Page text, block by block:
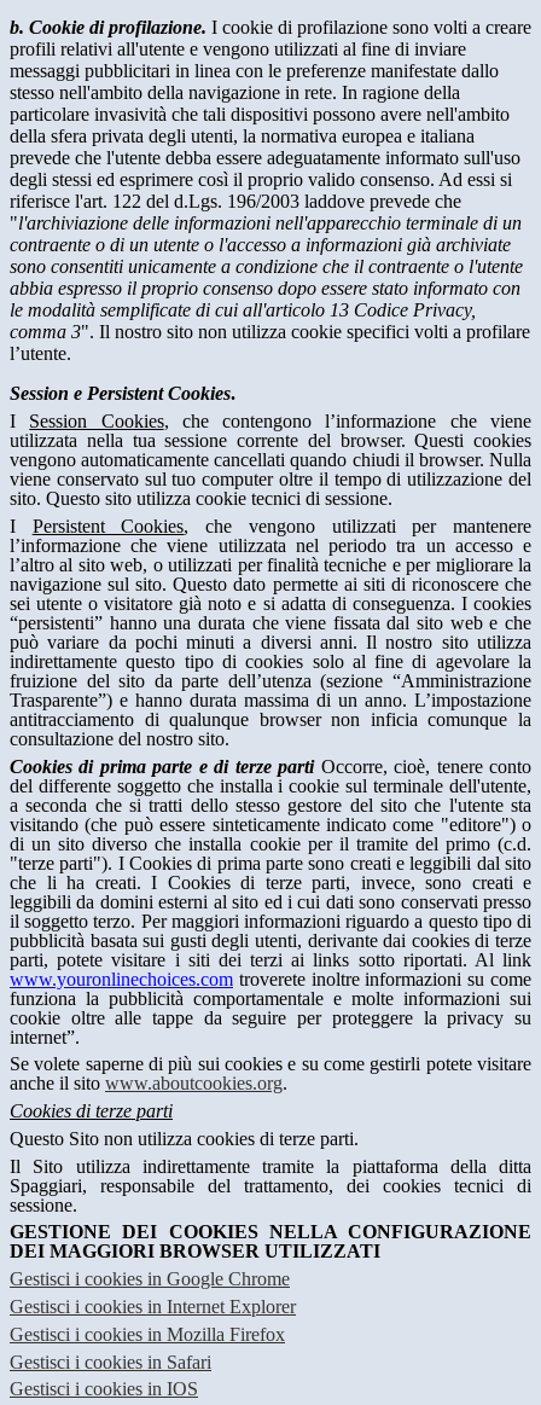
b. Cookie di profilazione. I cookie di profilazione sono volti a creare
profili relativi all'utente e vengono utilizzati al fine di inviare
messaggi pubblicitari in linea con le preferenze manifestate dallo
stesso nell'ambito della navigazione in rete. In ragione della
particolare invasività che tali dispositivi possono avere nell'ambito
della sfera privata degli utenti, la normativa europea e italiana
prevede che l'utente debba essere adeguatamente informato sull'uso
degli stessi ed esprimere così il proprio valido consenso. Ad essi si
riferisce l'art. 122 del d.Lgs. 196/2003 laddove prevede che
"l'archiviazione delle informazioni nell'apparecchio terminale di un
contraente o di un utente o l'accesso a informazioni già archiviate
sono consentiti unicamente a condizione che il contraente o l'utente
abbia espresso il proprio consenso dopo essere stato informato con
le modalità semplificate di cui all'articolo 13 Codice Privacy,
comma 3". Il nostro sito non utilizza cookie specifici volti a profilare
l’utente.
Session e Persistent Cookies.
I Session Cookies, che contengono l’informazione che viene
utilizzata nella tua sessione corrente del browser. Questi cookies
vengono automaticamente cancellati quando chiudi il browser. Nulla
viene conservato sul tuo computer oltre il tempo di utilizzazione del
sito. Questo sito utilizza cookie tecnici di sessione.
I Persistent Cookies, che vengono utilizzati per mantenere
l’informazione che viene utilizzata nel periodo tra un accesso e
l’altro al sito web, o utilizzati per finalità tecniche e per migliorare la
navigazione sul sito. Questo dato permette ai siti di riconoscere che
sei utente o visitatore già noto e si adatta di conseguenza. I cookies
“persistenti” hanno una durata che viene fissata dal sito web e che
può variare da pochi minuti a diversi anni. Il nostro sito utilizza
indirettamente questo tipo di cookies solo al fine di agevolare la
fruizione del sito da parte dell’utenza (sezione “Amministrazione
Trasparente”) e hanno durata massima di un anno. L’impostazione
antitracciamento di qualunque browser non inficia comunque la
consultazione del nostro sito.
Cookies di prima parte e di terze parti Occorre, cioè, tenere conto
del differente soggetto che installa i cookie sul terminale dell'utente,
a seconda che si tratti dello stesso gestore del sito che l'utente sta
visitando (che può essere sinteticamente indicato come "editore") o
di un sito diverso che installa cookie per il tramite del primo (c.d.
"terze parti"). I Cookies di prima parte sono creati e leggibili dal sito
che li ha creati. I Cookies di terze parti, invece, sono creati e
leggibili da domini esterni al sito ed i cui dati sono conservati presso
il soggetto terzo. Per maggiori informazioni riguardo a questo tipo di
pubblicità basata sui gusti degli utenti, derivante dai cookies di terze
parti, potete visitare i siti dei terzi ai links sotto riportati. Al link
www.youronlinechoices.com troverete inoltre informazioni su come
funziona la pubblicità comportamentale e molte informazioni sui
cookie oltre alle tappe da seguire per proteggere la privacy su
internet”.
Se volete saperne di più sui cookies e su come gestirli potete visitare
anche il sito www.aboutcookies.org.
Cookies di terze parti
Questo Sito non utilizza cookies di terze parti.
Il Sito utilizza indirettamente tramite la piattaforma della ditta
Spaggiari, responsabile del trattamento, dei cookies tecnici di
sessione.
GESTIONE DEI COOKIES NELLA CONFIGURAZIONE
DEI MAGGIORI BROWSER UTILIZZATI
Gestisci i cookies in Google Chrome
Gestisci i cookies in Internet Explorer
Gestisci i cookies in Mozilla Firefox
Gestisci i cookies in Safari
Gestisci i cookies in IOS